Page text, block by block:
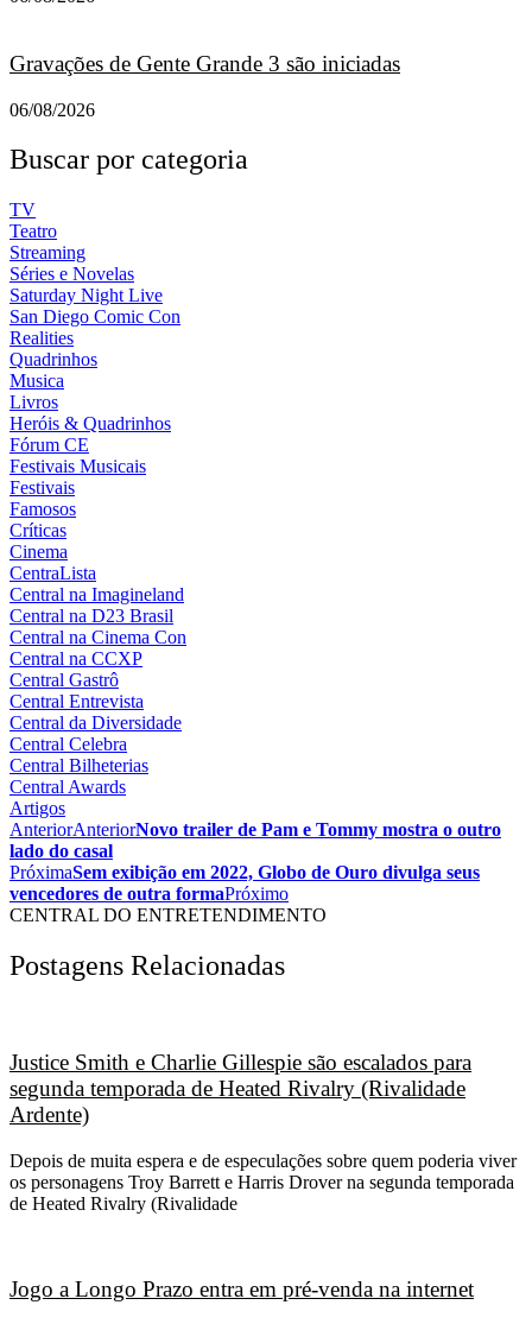
Gravações de Gente Grande 3 são iniciadas
06/08/2026
Buscar por categoria
TV
Teatro
Streaming
Séries e Novelas
Saturday Night Live
San Diego Comic Con
Realities
Quadrinhos
Musica
Livros
Heróis & Quadrinhos
Fórum CE
Festivais Musicais
Festivais
Famosos
Críticas
Cinema
CentraLista
Central na Imagineland
Central na D23 Brasil
Central na Cinema Con
Central na CCXP
Central Gastrô
Central Entrevista
Central da Diversidade
Central Celebra
Central Bilheterias
Central Awards
Artigos
AnteriorAnteriorNovo trailer de Pam e Tommy mostra o outro
lado do casal
PróximaSem exibição em 2022, Globo de Ouro divulga seus
vencedores de outra formaPróximo
CENTRAL DO ENTRETENDIMENTO
Postagens Relacionadas
Justice Smith e Charlie Gillespie são escalados para
segunda temporada de Heated Rivalry (Rivalidade
Ardente)
Depois de muita espera e de especulações sobre quem poderia viver
os personagens Troy Barrett e Harris Drover na segunda temporada
de Heated Rivalry (Rivalidade
Jogo a Longo Prazo entra em pré-venda na internet